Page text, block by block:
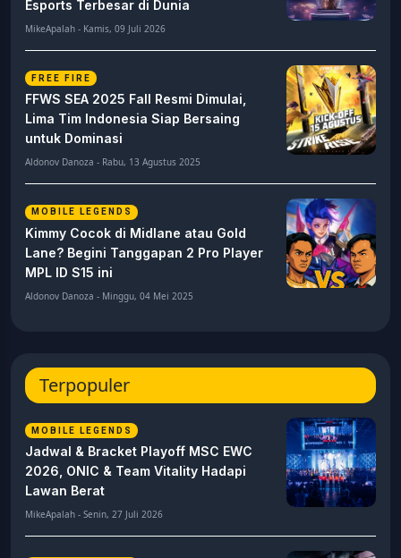
Esports Terbesar di Dunia
MikeApalah - Kamis, 09 Juli 2026
FREE FIRE
FFWS SEA 2025 Fall Resmi Dimulai,
Lima Tim Indonesia Siap Bersaing
untuk Dominasi
Aldonov Danoza - Rabu, 13 Agustus 2025
MOBILE LEGENDS
Kimmy Cocok di Midlane atau Gold
Lane? Begini Tanggapan 2 Pro Player
MPL ID S15 ini
Aldonov Danoza - Minggu, 04 Mei 2025
Terpopuler
MOBILE LEGENDS
Jadwal & Bracket Playoff MSC EWC
2026, ONIC & Team Vitality Hadapi
Lawan Berat
MikeApalah - Senin, 27 Juli 2026